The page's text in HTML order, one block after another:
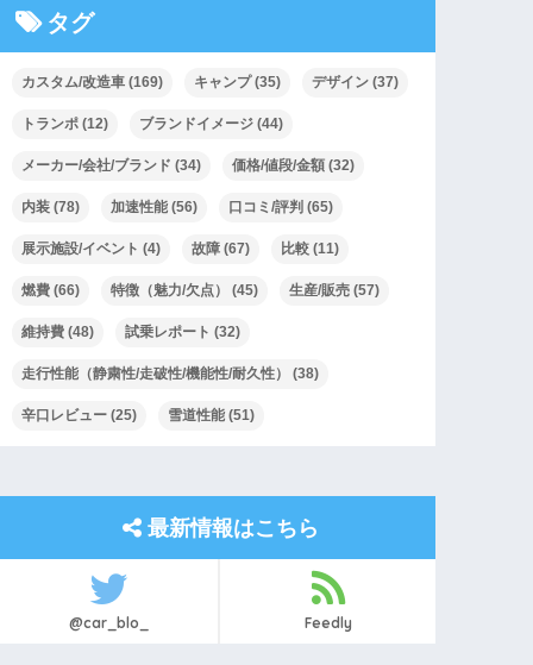
タグ
カスタム/改造車 (169) キャンプ(35) デザイン (37)
トランポ (12) ブランドイメージ (44)
メーカー/会社/ブランド (34) 価格/値段/金額 (32)
内装 (78) 加速性能 (56) 口コミ/評判 (65)
展示施設/イベント (4) 故障 (67) 比較 (11)
燃費 (66) 特徴（魅力/欠点） (45) 生産/販売 (57)
維持費 (48) 試乗レポート (32)
走行性能（静粛性/走破性/機能性/耐久性） (38)
辛口レビュー (25) 雪道性能 (51)
最新情報はこちら
@car_blo_ Feedly